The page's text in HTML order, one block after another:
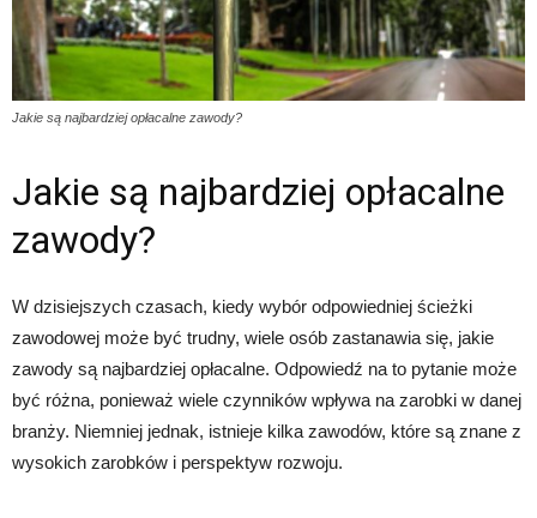
Jakie są najbardziej opłacalne zawody?
Jakie są najbardziej opłacalne
zawody?
W dzisiejszych czasach, kiedy wybór odpowiedniej ścieżki
zawodowej może być trudny, wiele osób zastanawia się, jakie
zawody są najbardziej opłacalne. Odpowiedź na to pytanie może
być różna, ponieważ wiele czynników wpływa na zarobki w danej
branży. Niemniej jednak, istnieje kilka zawodów, które są znane z
wysokich zarobków i perspektyw rozwoju.